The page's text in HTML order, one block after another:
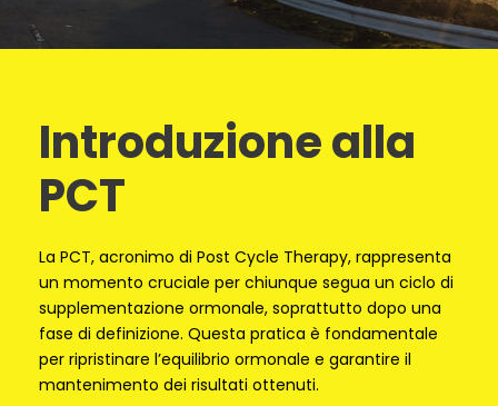
Introduzione alla
PCT
La PCT, acronimo di Post Cycle Therapy, rappresenta
un momento cruciale per chiunque segua un ciclo di
supplementazione ormonale, soprattutto dopo una
fase di definizione. Questa pratica è fondamentale
per ripristinare l’equilibrio ormonale e garantire il
mantenimento dei risultati ottenuti.